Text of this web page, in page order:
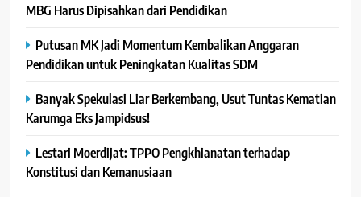
MBG Harus Dipisahkan dari Pendidikan
Putusan MK Jadi Momentum Kembalikan Anggaran
Pendidikan untuk Peningkatan Kualitas SDM
Banyak Spekulasi Liar Berkembang, Usut Tuntas Kematian
Karumga Eks Jampidsus!
Lestari Moerdijat: TPPO Pengkhianatan terhadap
Konstitusi dan Kemanusiaan